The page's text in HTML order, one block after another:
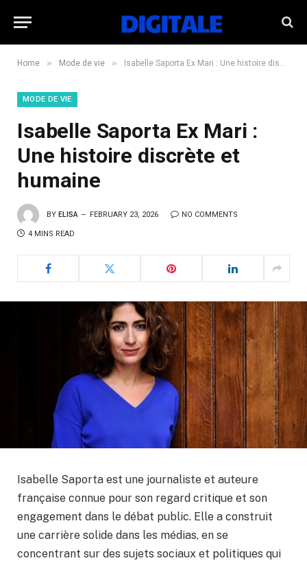
Home » Mode de vie » Isabelle Saporta Ex Mari : Une histoire discrète et humaine
MODE DE VIE
Isabelle Saporta Ex Mari :
Une histoire discrète et
humaine
BY ELISA FEBRUARY 23, 2026 NO COMMENTS
4 MINS READ
Isabelle Saporta est une journaliste et auteure
française connue pour son regard critique et son
engagement dans le débat public. Elle a construit
une carrière solide dans les médias, en se
concentrant sur des sujets sociaux et politiques qui